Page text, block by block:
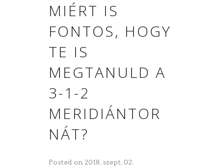
MIÉRT IS
FONTOS, HOGY
TE IS
MEGTANULD A
3-1-2
MERIDIÁNTOR
NÁT?
Posted on 2018. szept. 02.